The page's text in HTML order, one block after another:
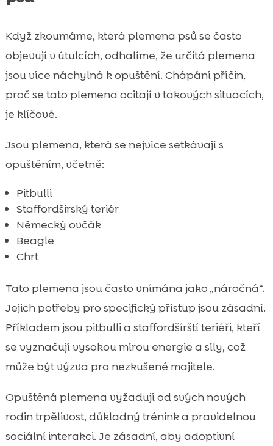
Když zkoumáme, která plemena psů se často
objevují v útulcích, odhalíme, že určitá plemena
jsou více náchylná k opuštění. Chápání příčin,
proč se tato plemena ocitají v takových situacích,
je klíčové.
Jsou plemena, která se nejvíce setkávají s
opuštěním, včetně:
Pitbulli
Staffordširský teriér
Německý ovčák
Beagle
Chrt
Tato plemena jsou často vnímána jako „náročná“.
Jejich potřeby pro specifický přístup jsou zásadní.
Příkladem jsou pitbulli a staffordšírští teriéři, kteří
se vyznačují vysokou mírou energie a síly, což
může být výzva pro nezkušené majitele.
Opuštěná plemena vyžadují od svých nových
rodin trpělivost, důkladný trénink a pravidelnou
sociální interakci. Je zásadní, aby adoptivní